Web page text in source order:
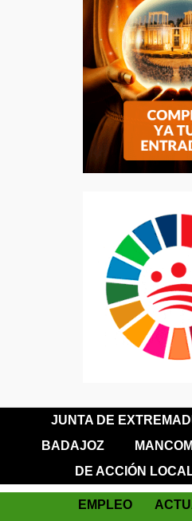
JUNTA DE
BADAJOZ
DE ACCIÓN
EMPLEO